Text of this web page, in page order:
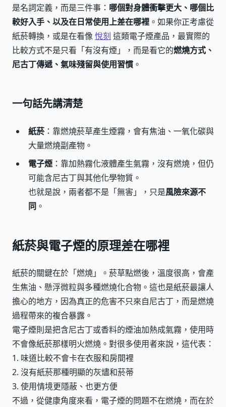
是名詞定義，而是三件事： 哪個對身體衝擊更大、哪個比
較好入手、以及在日常使用上差在哪裡 。如果你正考慮從
紙菸轉換，或是在看像 悅刻 這類電子煙產品，最實際的
比較方式不是只看「有沒有煙」，而是看它的燃燒方式、
尼古丁傳遞、氣味殘留與使用習慣 。
一句話先講清楚
紙菸：靠燃燒菸草產生煙霧，會有焦油、一氧化碳與
大量燃燒副產物。
電子煙 ：靠加熱霧化液體產生氣霧，沒有燃燒，但仍
可能含尼古丁與其他化學物質。
也就是說，兩者都不是「無害」，只是風險來源不
同 。
紙菸與電子煙的原理差在哪裡
紙菸的關鍵在於「燃燒」。菸草點燃後，溫度很高，會產
生焦油、懸浮微粒與多種燃燒化合物。這也是紙菸最讓人
擔心的地方，因為真正的危害不只來自尼古丁，而是燃燒
過程帶來的複合暴露。
電子煙則是把含尼古丁或香料的煙油加熱成氣霧，使用時
不會像紙菸那樣明火燃燒。對很多使用者來說，這代表：
1. 味道比較不會卡在衣服和房間裡
2. 沒有紙菸那種明顯的灰燼和菸蒂
3. 使用情境更隱蔽、也更方便
不過，從健康角度來看，電子煙的問題不在燃燒，而在於